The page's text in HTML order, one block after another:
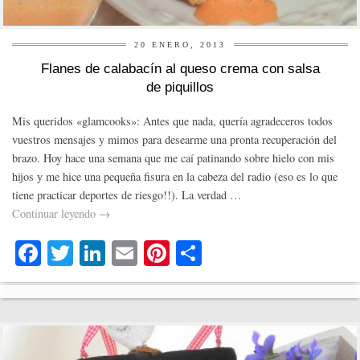
20 ENERO, 2013
Flanes de calabacín al queso crema con salsa
de piquillos
Mis queridos «glamcooks»: Antes que nada, quería agradeceros todos
vuestros mensajes y mimos para desearme una pronta recuperación del
brazo. Hoy hace una semana que me caí patinando sobre hielo con mis
hijos y me hice una pequeña fisura en la cabeza del radio (eso es lo que
tiene practicar deportes de riesgo!!). La verdad …
Continuar leyendo →
Fa
ce
bo
ok
T
wi
tte
Li
nk
ed
In
E
m
ail
Pi
nt
er
es
o
m
pa